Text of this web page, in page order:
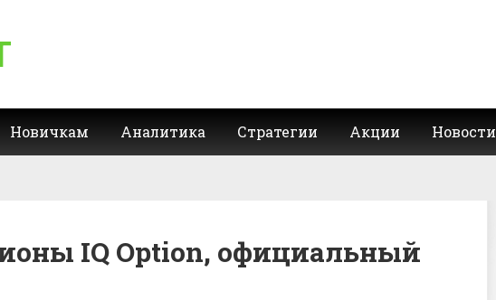
Новичкам Аналитика Стратегии Акции Новости
IQ Option, официальный